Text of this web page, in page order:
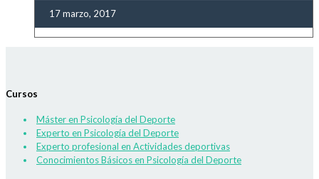
17 marzo, 2017
Cursos
Máster en Psicología del Deporte
Experto en Psicología del Deporte
Experto profesional en Actividades deportivas
Conocimientos Básicos en Psicología del Deporte